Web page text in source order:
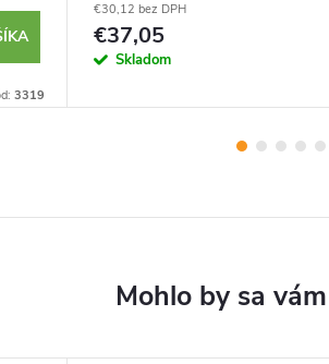
3319
€30,12 bez DPH
€37,05
Skladom